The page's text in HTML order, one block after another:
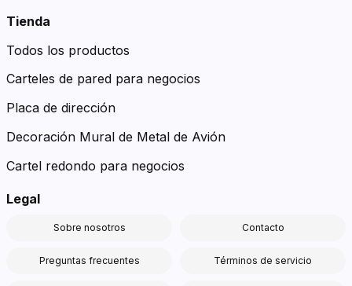
Tienda
Todos los productos
Carteles de pared para negocios
Placa de dirección
Decoración Mural de Metal de Avión
Cartel redondo para negocios
Legal
Sobre nosotros Contacto
Preguntas frecuentes Términos de servicio